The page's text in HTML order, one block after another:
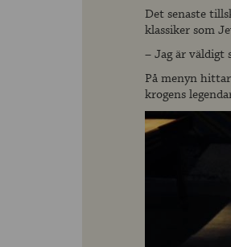
Det senaste
klassiker som
– Jag är
På menyn
krogens